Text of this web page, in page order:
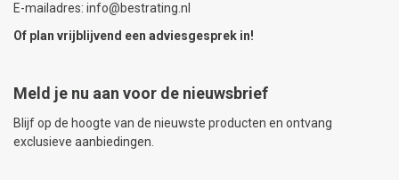
E-mailadres: info@bestrating.nl
Of plan vrijblijvend een adviesgesprek in!
Meld je nu aan voor de nieuwsbrief
Blijf op de hoogte van de nieuwste producten en ontvang
exclusieve aanbiedingen.